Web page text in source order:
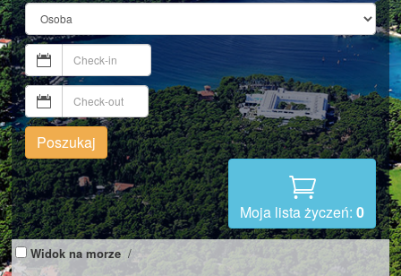
Poszukaj
Moja lista życzeń: 0
Widok na morze /